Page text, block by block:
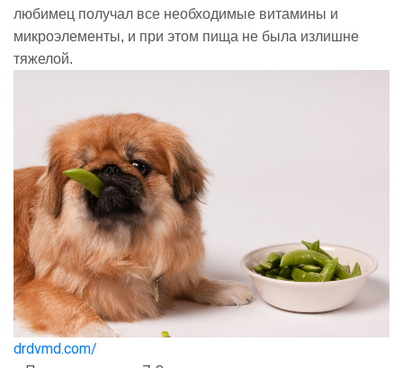
любимец получал все необходимые витамины и
микроэлементы, и при этом пища не была излишне
тяжелой.
drdvmd.com/